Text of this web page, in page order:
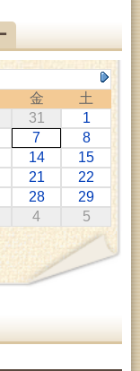
(秋田市)
D講座「防災講
日 (秋田市)
B講座「熟議フ
う！～」
(仙北市)
日 (秋田市)
展」
日 (秋田市)
は図書館へ行こ
学びたい！をお
日 (美郷町)
生きるツキノワ
(秋田市)
ラリー」
(秋田市)
金
土
31
1
7
8
14
15
21
22
28
29
4 5